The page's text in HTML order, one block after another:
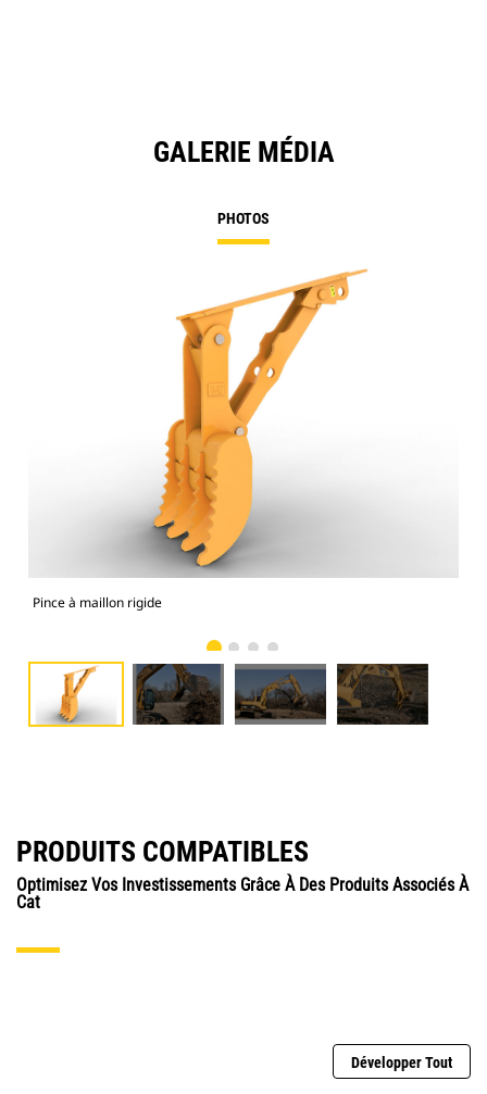
GALERIE MÉDIA
PHOTOS
Pince à maillon rigide
PRODUITS COMPATIBLES
Optimisez Vos Investissements Grâce À Des Produits Associés À
Cat
Développer Tout